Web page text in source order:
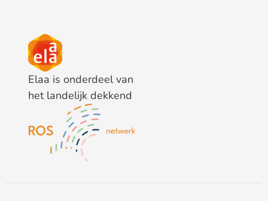
Elaa is onderdeel van
het landelijk dekkend